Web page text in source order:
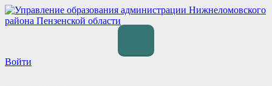
Перейти
к
Войти